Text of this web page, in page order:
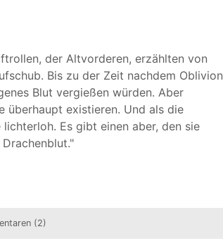
der Altvorderen, erzählten von
Bis zu der Zeit nachdem Oblivion
Blut vergießen würden. Aber
überhaupt existieren. Und als die
Es gibt einen aber, den sie
(2)